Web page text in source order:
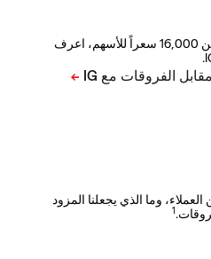
قم بالشراء أو البيع عبر أكثر من 16,000 سعراً للأسهم، اعرف
وما الذي يجعلنا المزود
1